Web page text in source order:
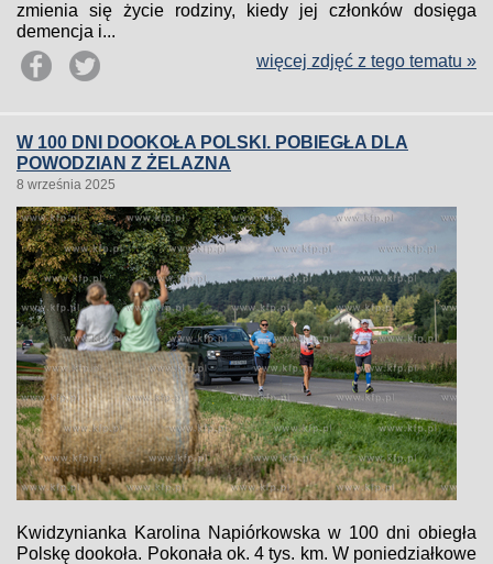
zmienia się życie rodziny, kiedy jej członków dosięga
demencja i...
więcej zdjęć z tego tematu »
W 100 DNI DOOKOŁA POLSKI. POBIEGŁA DLA
POWODZIAN Z ŻELAZNA
8 września 2025
Kwidzynianka Karolina Napiórkowska w 100 dni obiegła
Polskę dookoła. Pokonała ok. 4 tys. km. W poniedziałkowe